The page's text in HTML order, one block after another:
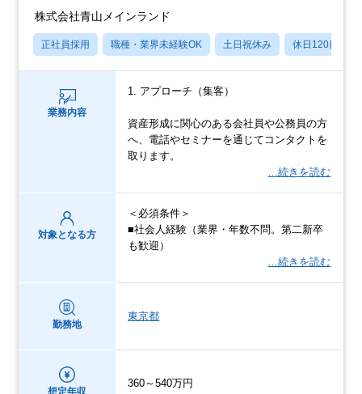
株式会社青山メインランド
正社員採用 職種・業界未経験OK 土日祝休み 休日120日以上
業務内容
1. アプローチ（集客）
資産形成に関心のある会社員や公務員の方
へ、電話やセミナーを通じてコンタクトを
取ります。
…続きを読む
対象となる方
＜必須条件＞
■社会人経験（業界・年数不問。第二新卒
も歓迎）
…続きを読む
勤務地
東京都
想定年収
360～540万円